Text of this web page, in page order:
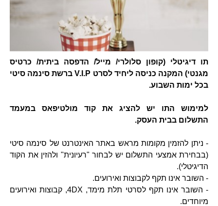
תו דיגיטלי (קופון סלולרי/ מייל/ הדפסה ביתית/ כרטיס
מגנטי) המקנה כניסה ליחיד לסרט V.I.P ברשת סינמה סיטי
בכל ימות השבוע.
למימוש התו יש להציג את קוד מולטיפאס במעמד
התשלום בבית העסק.
- ניתן להזמין מקומות מראש באתר האינטרנט של סינמה סיטי
(בבחירת אמצעי התשלום יש לבחור "רעיונית" ולהזין את הקוד
הדיגיטלי).
- השובר אינו תקף לקבוצות ואירועים.
- השובר אינו תקף לסרטי תלת מימד, 4DX, קבוצות ואירועים
מיוחדים.